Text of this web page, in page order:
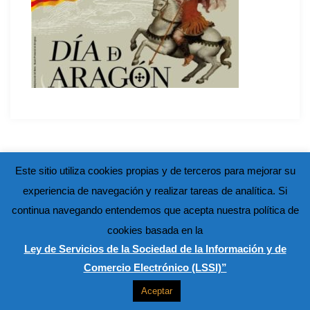
Este sitio utiliza cookies propias y de terceros para mejorar su
experiencia de navegación y realizar tareas de analítica. Si
continua navegando entendemos que acepta nuestra política de
cookies basada en la
Ley de Servicios de la Sociedad de la Información y de
Comercio Electrónico (LSSI)”
Aceptar